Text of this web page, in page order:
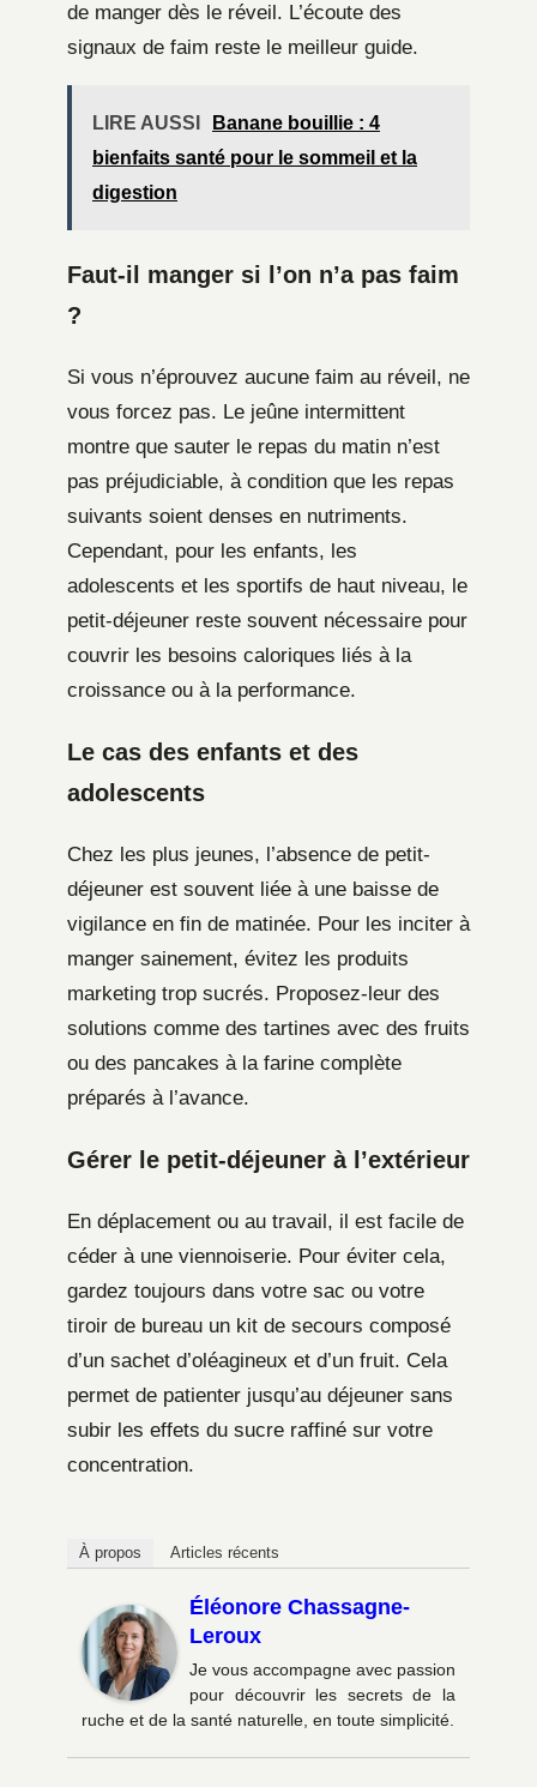
de manger dès le réveil. L’écoute des
signaux de faim reste le meilleur guide.
LIRE AUSSI
Banane bouillie : 4
bienfaits santé pour le sommeil et la
digestion
Faut-il manger si l’on n’a pas faim
?
Si vous n’éprouvez aucune faim au réveil, ne
vous forcez pas. Le jeûne intermittent
montre que sauter le repas du matin n’est
pas préjudiciable, à condition que les repas
suivants soient denses en nutriments.
Cependant, pour les enfants, les
adolescents et les sportifs de haut niveau, le
petit-déjeuner reste souvent nécessaire pour
couvrir les besoins caloriques liés à la
croissance ou à la performance.
Le cas des enfants et des
adolescents
Chez les plus jeunes, l’absence de petit-
déjeuner est souvent liée à une baisse de
vigilance en fin de matinée. Pour les inciter à
manger sainement, évitez les produits
marketing trop sucrés. Proposez-leur des
solutions comme des tartines avec des fruits
ou des pancakes à la farine complète
préparés à l’avance.
Gérer le petit-déjeuner à l’extérieur
En déplacement ou au travail, il est facile de
céder à une viennoiserie. Pour éviter cela,
gardez toujours dans votre sac ou votre
tiroir de bureau un kit de secours composé
d’un sachet d’oléagineux et d’un fruit. Cela
permet de patienter jusqu’au déjeuner sans
subir les effets du sucre raffiné sur votre
concentration.
À propos Articles récents
Éléonore Chassagne-
Leroux
Je vous accompagne avec passion
pour découvrir les secrets de la
ruche et de la santé naturelle, en toute simplicité.